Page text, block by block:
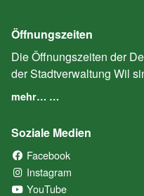
Öffnungszeiten
Die Öffnungszeiten der
der Stadtverwaltung Wil
mehr… …
Soziale Medien
Facebook
Instagram
YouTube